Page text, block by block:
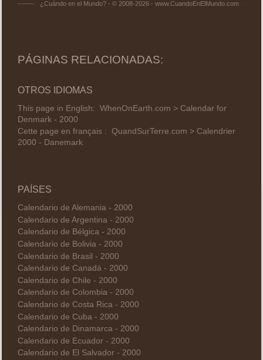
¿Cuándo en el Mundo? - © 2008-2026 - www.CuandoEnElMundo.com
PÁGINAS RELACIONADAS:
OTROS IDIOMAS
This page in English: WhenOnEarth.com > Calendar for
Denmark - 2000
Cette page en français : QuandSurTerre.com > Calendrier
2000 - Danemark
PAÍSES
Calendario de Alemania - 2000
Calendario de Argentina - 2000
Calendario de Bélgica - 2000
Calendario de Bolivia - 2000
Calendario de Brasil - 2000
Calendario de Canadá - 2000
Calendario de Chile - 2000
Calendario de Colombia - 2000
Calendario de Costa Rica - 2000
Calendario de Cuba - 2000
Calendario de Dinamarca - 2000
Calendario de Ecuador - 2000
Calendario de El Salvador - 2000